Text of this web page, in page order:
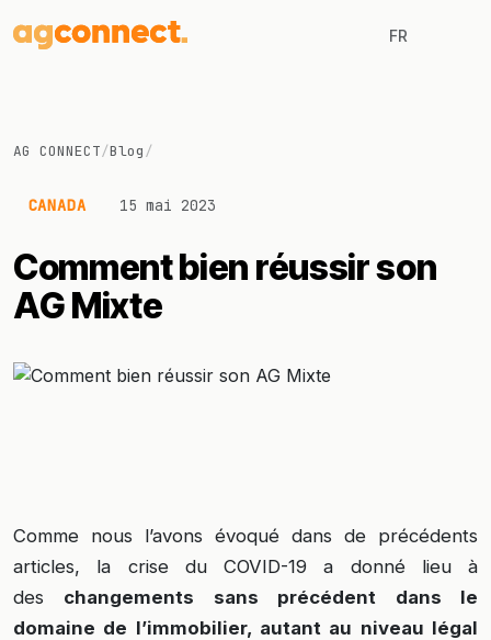
FR
AG CONNECT/Blog/
CANADA 15 mai 2023
Comment bien réussir son
AG Mixte
Comme nous l’avons évoqué dans de précédents
articles, la crise du COVID-19 a donné lieu à
des changements sans précédent dans le
domaine de l’immobilier, autant au niveau légal